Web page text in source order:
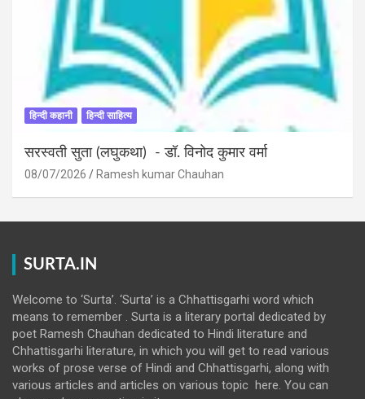
हिन्दी कहानी हिन्दी साहित्य
सरस्वती सुता (लघुकथा) ​- डॉ. विनोद कुमार वर्मा
08/07/2026 Ramesh kumar Chauhan
SURTA.IN
Welcome to ‘Surta’. ‘Surta’ is a Chhattisgarhi word which
means to remember . Surta is a literary portal dedicated by
poet Ramesh Chauhan dedicated to Hindi literature and
Chhattisgarhi literature, in which you will get to read various
works of prose verse of Hindi and Chhattisgarhi, along with
various articles and articles on various topic here. You can